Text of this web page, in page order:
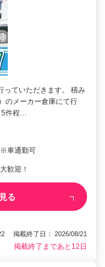
っていただきます。 積み
のメーカー倉庫にて行
5件程…
車通勤可
歓迎！
る
掲載終了日： 2026/08/21
掲載終了まであと12日